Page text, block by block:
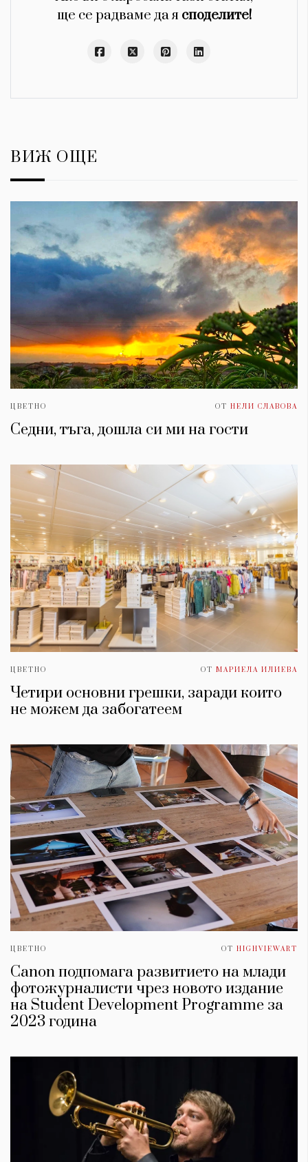
ще се радваме да я споделите!
ВИЖ ОЩЕ
ЦВЕТНО ОТ НЕЛИ СЛАВОВА
Седни, тъга, дошла си ми на гости
ЦВЕТНО ОТ МАРИЕЛА ИЛИЕВА
Четири основни грешки, заради които
не можем да забогатеем
ЦВЕТНО ОТ HIGHVIEWART
Canon подпомага развитието на млади
фотожурналисти чрез новото издание
на Student Development Programme за
2023 година